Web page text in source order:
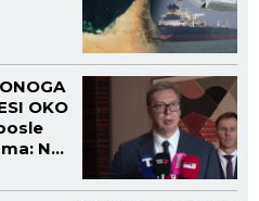
OKO
Ne